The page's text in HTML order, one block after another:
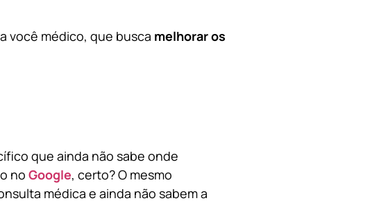
você médico, que busca melhorar os
que ainda não sabe onde
no Google, certo? O mesmo
médica e ainda não sabem a